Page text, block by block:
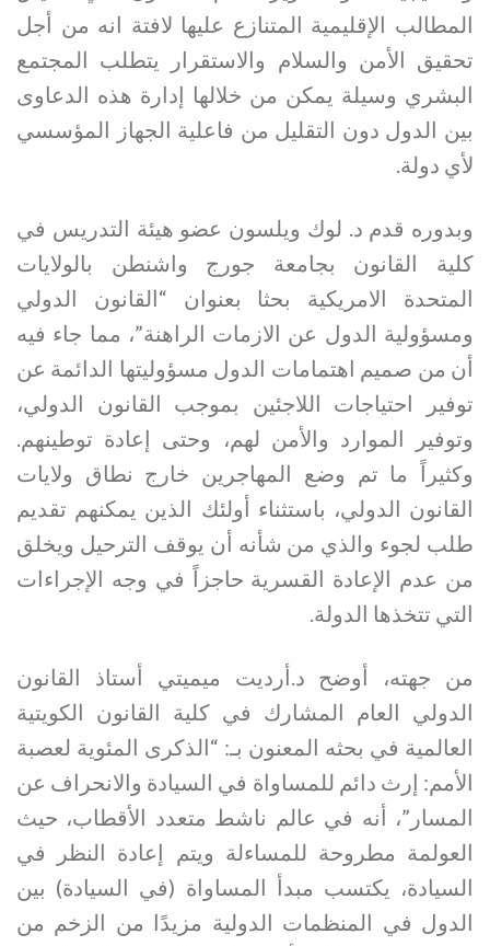
المطالب الإقليمية المتنازع عليها لافتة انه من أجل
تحقيق الأمن والسلام والاستقرار يتطلب المجتمع
البشري وسيلة يمكن من خلالها إدارة هذه الدعاوى
بين الدول دون التقليل من فاعلية الجهاز المؤسسي
لأي دولة.
وبدوره قدم د. لوك ويلسون عضو هيئة التدريس في
كلية القانون بجامعة جورج واشنطن بالولايات
المتحدة الامريكية بحثا بعنوان “القانون الدولي
ومسؤولية الدول عن الازمات الراهنة”، مما جاء فيه
أن من صميم اهتمامات الدول مسؤوليتها الدائمة عن
توفير احتياجات اللاجئين بموجب القانون الدولي،
وتوفير الموارد والأمن لهم، وحتى إعادة توطينهم.
وكثيراً ما تم وضع المهاجرين خارج نطاق ولايات
القانون الدولي، باستثناء أولئك الذين يمكنهم تقديم
طلب لجوء والذي من شأنه أن يوقف الترحيل ويخلق
من عدم الإعادة القسرية حاجزاً في وجه الإجراءات
التي تتخذها الدولة.
من جهته، أوضح د.أرديت ميميتي أستاذ القانون
الدولي العام المشارك في كلية القانون الكويتية
العالمية في بحثه المعنون بـ: “الذكرى المئوية لعصبة
الأمم: إرث دائم للمساواة في السيادة والانحراف عن
المسار”، أنه في عالم ناشط متعدد الأقطاب، حيث
العولمة مطروحة للمساءلة ويتم إعادة النظر في
السيادة، يكتسب مبدأ المساواة (في السيادة) بين
الدول في المنظمات الدولية مزيدًا من الزخم من